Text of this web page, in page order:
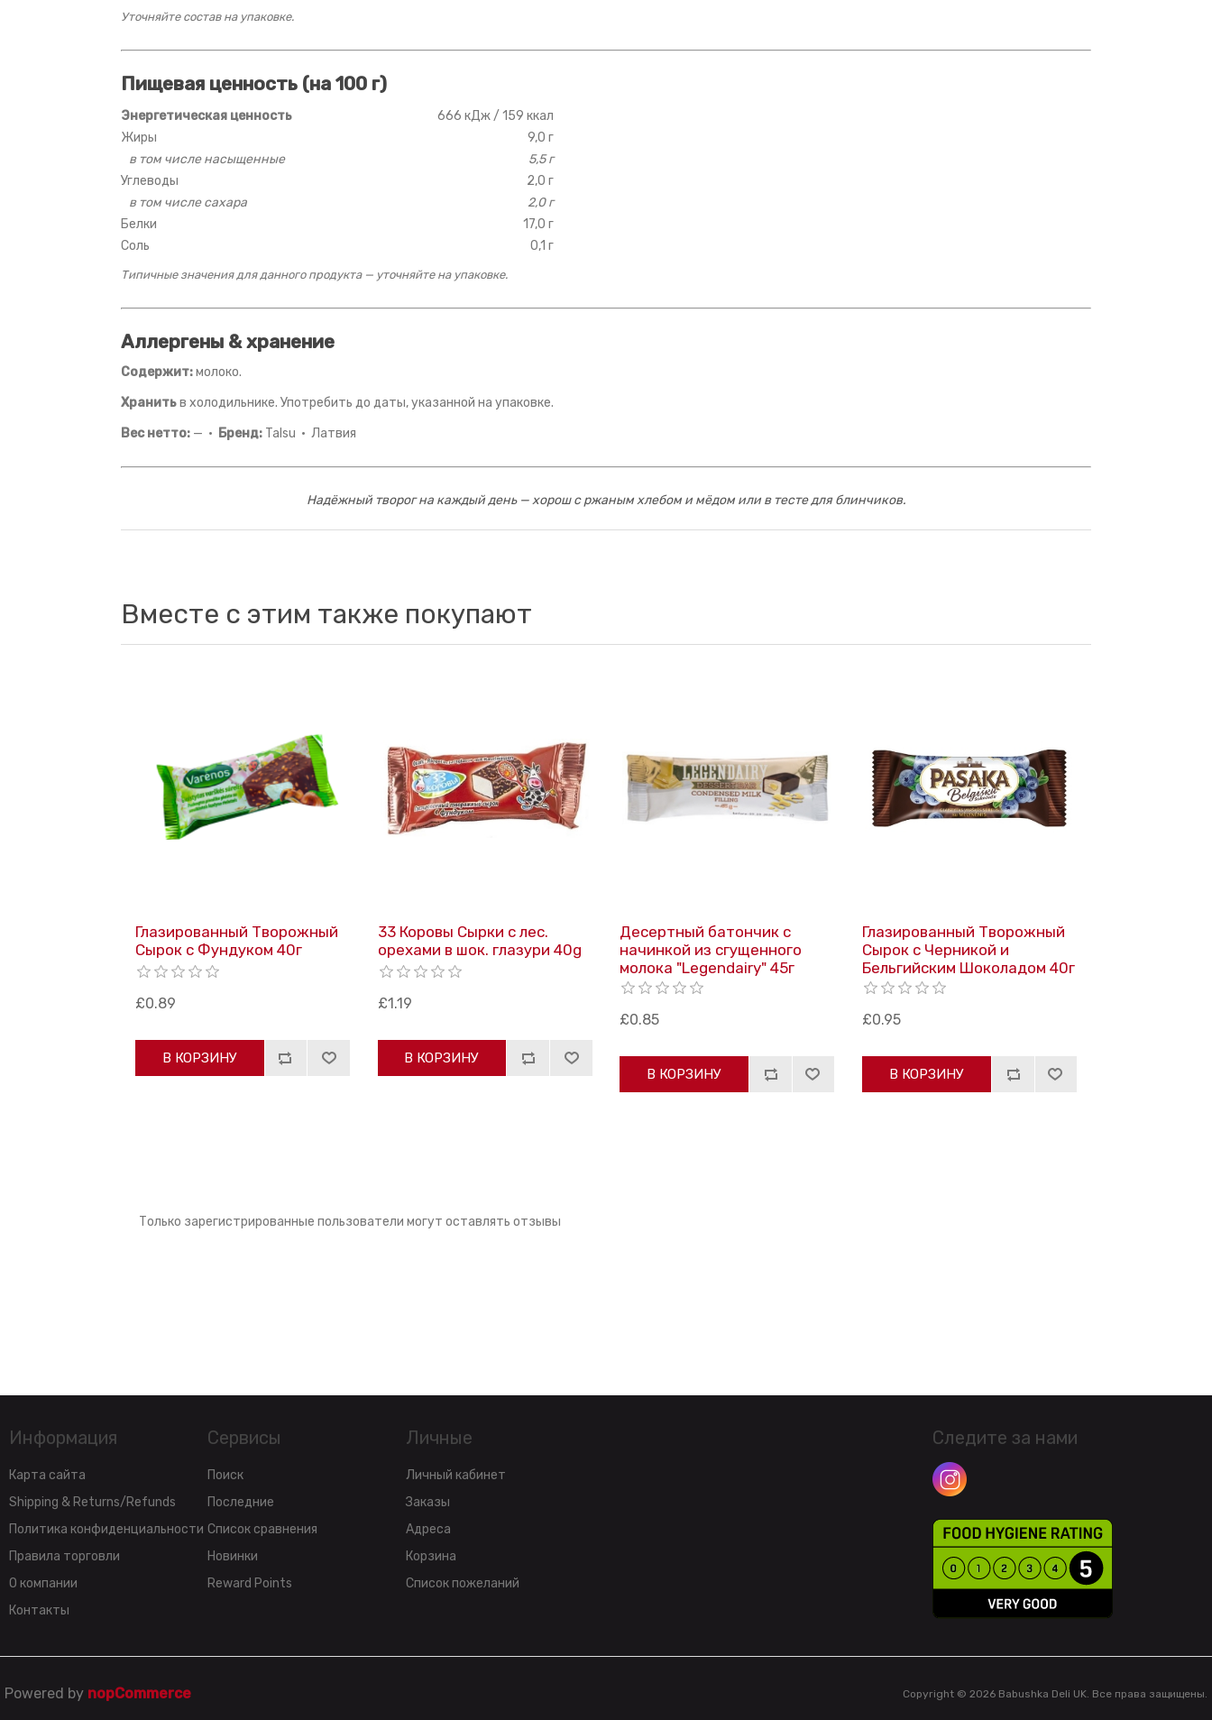
Уточняйте состав на упаковке.
Пищевая ценность (на 100 г)
Энергетическая ценность
666 кДж / 159 ккал
Жиры
9,0 г
в том числе насыщенные
5,5 г
Углеводы
2,0 г
в том числе сахара
2,0 г
Белки
17,0 г
Соль
0,1 г
Типичные значения для данного продукта — уточняйте на упаковке.
Аллергены & хранение
Содержит:молоко.
Хранитьв холодильнике. Употребить до даты, указанной на упаковке.
Вес нетто: — · Бренд: Talsu · Латвия
Надёжный творог на каждый день — хорош с ржаным хлебом и мёдом или в тесте для блинчиков.
Вместе с этим также покупают
Глазированный Творожный
Сырок с Фундуком 40г
£0.89
В КОРЗИНУ
33 Коровы Сырки с лес.
орехами в шок. глазури 40g
£1.19
В КОРЗИНУ
Десертный батончик с
начинкой из сгущенного
молока "Legendairy" 45г
£0.85
В КОРЗИНУ
Глазированный Творожный
Сырок с Черникой и
Бельгийским Шоколадом 40г
£0.95
В КОРЗИНУ
Только зарегистрированные пользователи могут оставлять отзывы
Информация
Карта сайта
Shipping & Returns/Refunds
Политика конфиденциальности
Правила торговли
О компании
Контакты
Сервисы
Поиск
Последние
Список сравнения
Новинки
Reward Points
Личные
Личный кабинет
Заказы
Адреса
Корзина
Список пожеланий
Следите за нами
Copyright © 2026 Babushka Deli UK. Все права защищены.
Powered by nopCommerce